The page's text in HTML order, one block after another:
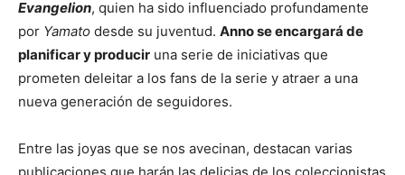
Evangelion, quien ha sido influenciado profundamente
por Yamato desde su juventud. Anno se encargará de
planificar y producir una serie de iniciativas que
prometen deleitar a los fans de la serie y atraer a una
nueva generación de seguidores.
Entre las joyas que se nos avecinan, destacan varias